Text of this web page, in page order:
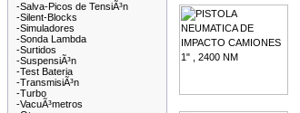
-Salva-Picos de TensiÃ³n
-Silent-Blocks
-Simuladores
-Sonda Lambda
-Surtidos
-SuspensiÃ³n
-Test Bateria
-TransmisiÃ³n
-Turbo
-VacuÃ³metros